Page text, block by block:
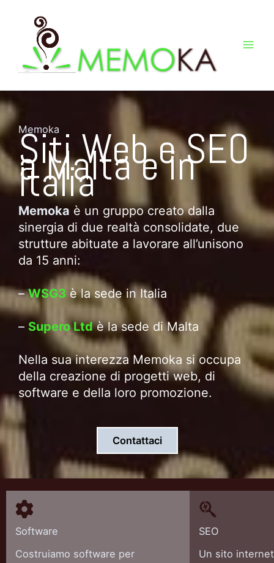
contenuto
Memoka
Siti Web e SEO
a Malta e in
Italia
Memoka è un gruppo creato dalla
sinergia di due realtà consolidate, due
strutture abituate a lavorare all’unisono
da 15 anni:
–WSG3 è la sede in Italia
– Supero Ltdè la sede di Malta
Nella sua interezza Memoka si occupa
della creazione di progetti web, di
software e della loro promozione.
Contattaci
Software
Costruiamo software per
SEO
Un sito